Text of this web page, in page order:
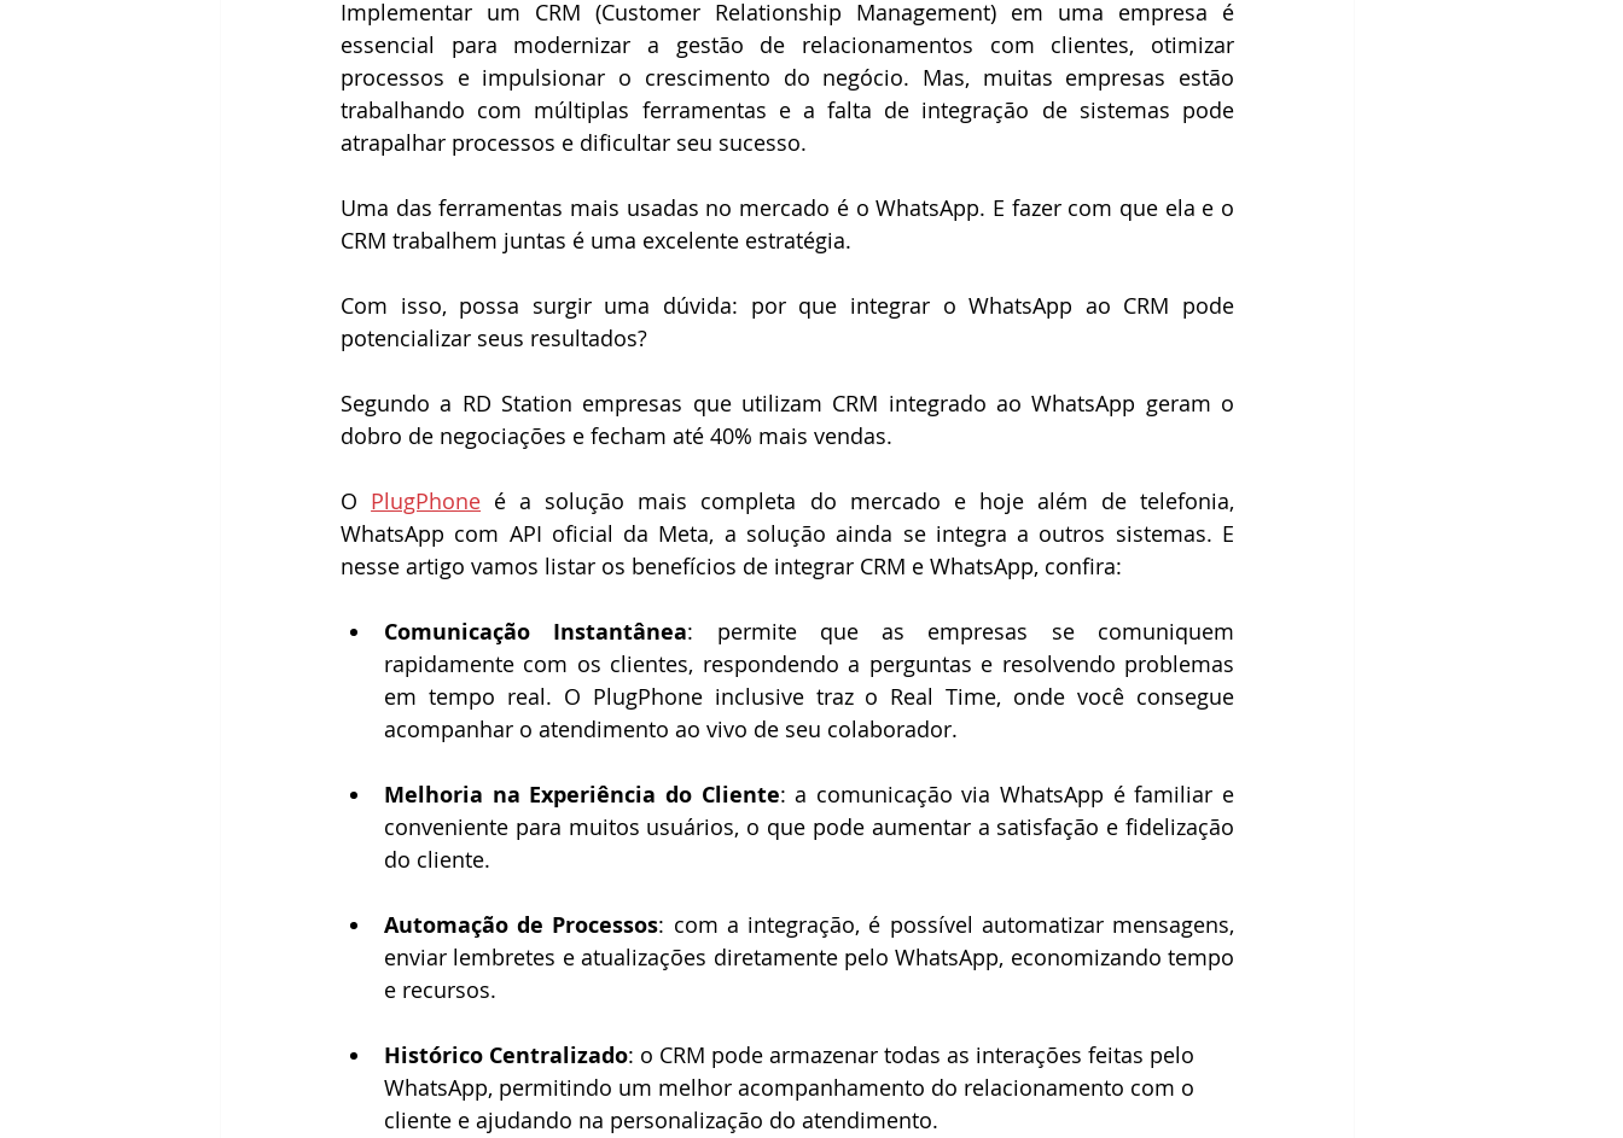
Implementar um CRM (Customer Relationship Management) em uma empresa é
essencial para modernizar a gestão de relacionamentos com clientes, otimizar
processos e impulsionar o crescimento do negócio. Mas, muitas empresas estão
trabalhando com múltiplas ferramentas e a falta de integração de sistemas pode
atrapalhar processos e dificultar seu sucesso.
Uma das ferramentas mais usadas no mercado é o WhatsApp. E fazer com que ela e o
CRM trabalhem juntas é uma excelente estratégia.
Com isso, possa surgir uma dúvida: por que integrar o WhatsApp ao CRM pode
potencializar seus resultados?
Segundo a RD Station empresas que utilizam CRM integrado ao WhatsApp geram o
dobro de negociações e fecham até 40% mais vendas.
O PlugPhone é a solução mais completa do mercado e hoje além de telefonia,
WhatsApp com API oficial da Meta, a solução ainda se integra a outros sistemas. E
nesse artigo vamos listar os benefícios de integrar CRM e WhatsApp, confira:
Comunicação Instantânea: permite que as empresas se comuniquem
rapidamente com os clientes, respondendo a perguntas e resolvendo problemas
em tempo real. O PlugPhone inclusive traz o Real Time, onde você consegue
acompanhar o atendimento ao vivo de seu colaborador.
Melhoria na Experiência do Cliente: a comunicação via WhatsApp é familiar e
conveniente para muitos usuários, o que pode aumentar a satisfação e fidelização
do cliente.
Automação de Processos: com a integração, é possível automatizar mensagens,
enviar lembretes e atualizações diretamente pelo WhatsApp, economizando tempo
e recursos.
Histórico Centralizado: o CRM pode armazenar todas as interações feitas pelo
WhatsApp, permitindo um melhor acompanhamento do relacionamento com o
cliente e ajudando na personalização do atendimento.